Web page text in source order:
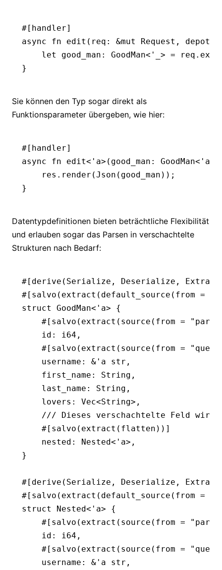
#[handler]
async fn edit (req : &mut Request , depot
    let
good_man : GoodMan<' > = req .
}
Sie können den Typ sogar direkt als
Funktionsparameter übergeben, wie hier:
#[handler]
async fn edit<' a>(good_man : GoodMan<' a
    res
. render (Json (good_man));
}
Datentypdefinitionen bieten beträchtliche Flexibilität
und erlauben sogar das Parsen in verschachtelte
Strukturen nach Bedarf:
#[derive( Serialize , Deserialize ,
#[salvo(extract(default_source(from =
struct
GoodMan<' a> {
    #[salvo(extract(source(from
=
    id
: i64 ,
    #[salvo(extract(source(from
=
    username
: & ' a str ,
    first_name
: String ,
    last_name
: String ,
    lovers
: Vec<String>,
/// Dieses verschachtelte Feld wird
    #[salvo(extract(flatten))]
    nested
: Nested<' a>,
}
#[derive( Serialize , Deserialize ,
#[salvo(extract(default_source(from =
struct
Nested<' a> {
    #[salvo(extract(source(from
=
    id
: i64 ,
    #[salvo(extract(source(from
=
    username
: & ' a str ,